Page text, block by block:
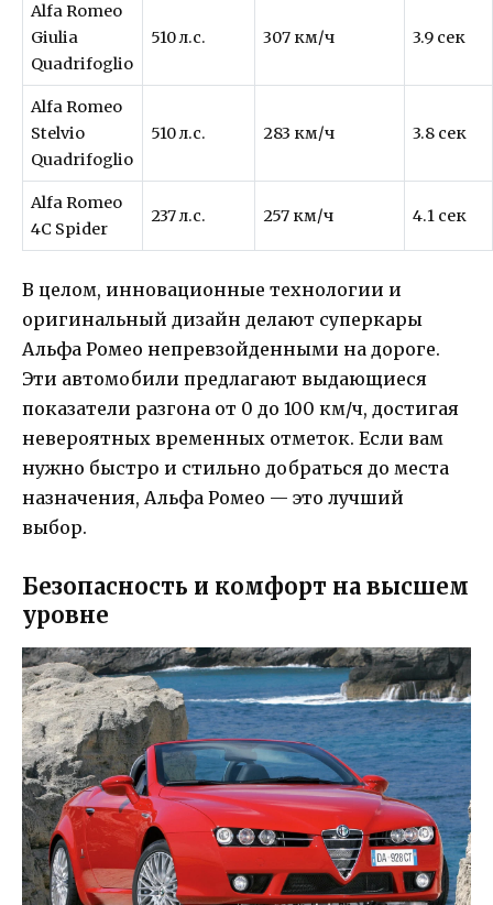
Alfa Romeo
Giulia
Quadrifoglio
510 л.с. 307 км/ч 3.9 сек
Alfa Romeo
Stelvio
Quadrifoglio
510 л.с. 283 км/ч 3.8 сек
Alfa Romeo
4C Spider
237 л.с. 257 км/ч 4.1 сек
В целом, инновационные технологии и
оригинальный дизайн делают суперкары
Альфа Ромео непревзойденными на дороге.
Эти автомобили предлагают выдающиеся
показатели разгона от 0 до 100 км/ч, достигая
невероятных временных отметок. Если вам
нужно быстро и стильно добраться до места
назначения, Альфа Ромео — это лучший
выбор.
Безопасность и комфорт на высшем
уровне